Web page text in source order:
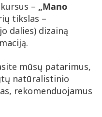
– „Mano
tikslas –
dalies) dizainą
mūsų patarimus,
natūralistinio
rekomenduojamus